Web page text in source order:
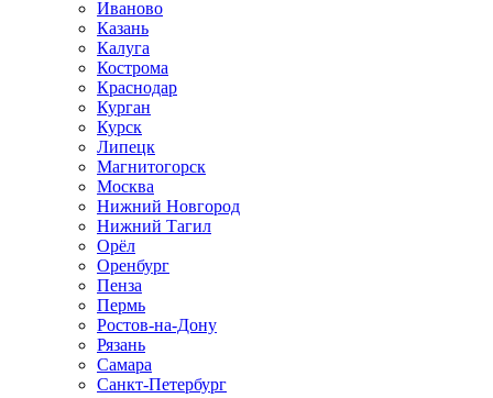
Иваново
Казань
Калуга
Кострома
Краснодар
Курган
Курск
Липецк
Магнитогорск
Москва
Нижний Новгород
Нижний Тагил
Орёл
Оренбург
Пенза
Пермь
Ростов‑на‑Дону
Рязань
Самара
Санкт‑Петербург